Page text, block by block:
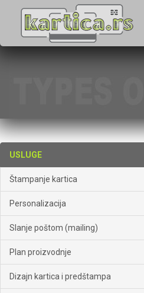
USLUGE
Štampanje kartica
Personalizacija
Slanje poštom (mailing)
Plan proizvodnje
Dizajn kartica i predštampa